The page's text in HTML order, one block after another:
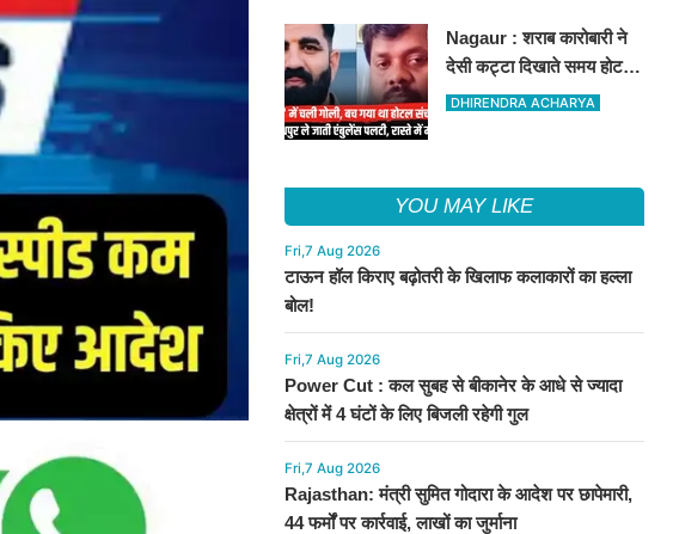
Nagaur : शराब कारोबारी ने
देसी कट्टा दिखाते समय होटल
संचालक को मारी गोली, जोधपुर
DHIRENDRA ACHARYA
YOU MAY LIKE
Fri,7 Aug 2026
टाऊन हॉल किराए बढ़ोतरी के खिलाफ कलाकारों का हल्ला
बोल!
Fri,7 Aug 2026
Power Cut : कल सुबह से बीकानेर के आधे से ज्यादा
क्षेत्रों में 4 घंटों के लिए बिजली रहेगी गुल
Fri,7 Aug 2026
Rajasthan: मंत्री सुमित गोदारा के आदेश पर छापेमारी,
44 फर्मों पर कार्रवाई, लाखों का जुर्माना